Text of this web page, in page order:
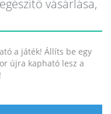
vásárlása,
a játék! Állíts be egy
újra kapható lesz a